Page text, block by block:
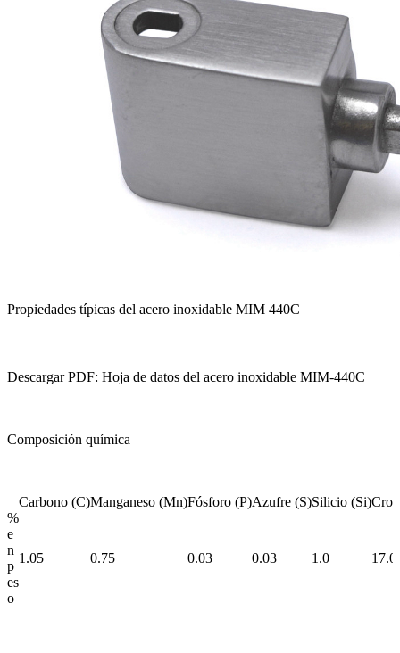
Propiedades típicas del acero inoxidable MIM 440C
Descargar PDF: Hoja de datos del acero inoxidable MIM-440C
Composición química
Carbono (C)Manganeso (Mn)Fósforo (P)Azufre (S)Silicio (Si)
%
e
n
p
es
o
1.05 0.75 0.03 0.03 1.0 17.0